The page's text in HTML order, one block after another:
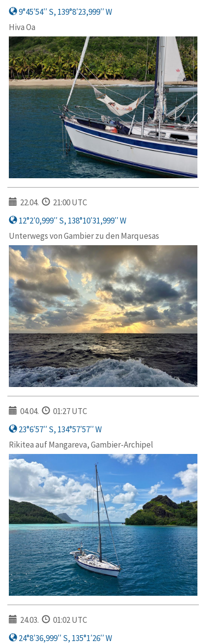
9°45′54′′ S, 139°8′23,999′′ W
Hiva Oa
22.04.
21:00 UTC
12°2′0,999′′ S, 138°10′31,999′′ W
Unterwegs von Gambier zu den Marquesas
04.04.
01:27 UTC
23°6′57′′ S, 134°57′57′′ W
Rikitea auf Mangareva, Gambier-Archipel
24.03.
01:02 UTC
24°8′36,999′′ S, 135°1′26′′ W